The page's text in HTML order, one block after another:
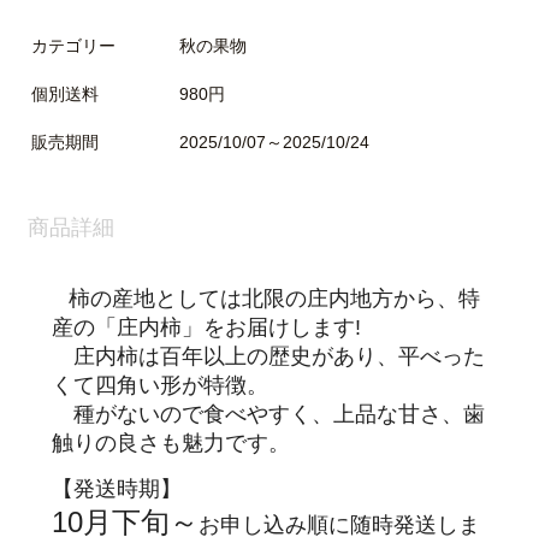
カテゴリー 秋の果物
個別送料 980円
販売期間 2025/10/07～2025/10/24
商品詳細
柿の産地としては北限の庄内地方から、特
産の「庄内柿」をお届けします!
庄内柿は百年以上の歴史があり、平べった
くて四角い形が特徴。
種がないので食べやすく、上品な甘さ、歯
触りの良さも魅力です。
【発送時期】
10月下旬～ お申し込み順に随時発送しま